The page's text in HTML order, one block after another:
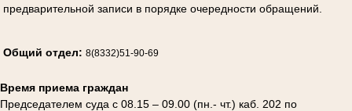
предварительной записи в порядке очередности обращений.
Общий отдел: 8(8332)51-90-69
Время приема граждан
Председателем суда с 08.15 – 09.00 (пн.- чт.) каб. 202 по